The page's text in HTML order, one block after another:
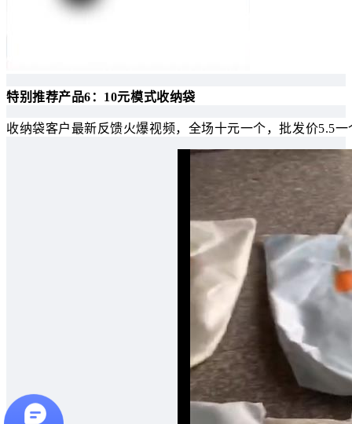
特别推荐产品6：10元模式收纳袋
收纳袋客户最新反馈火爆视频，全场十元一个，批发价5.5一